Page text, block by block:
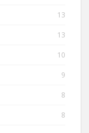
13
13
10
9
8
8